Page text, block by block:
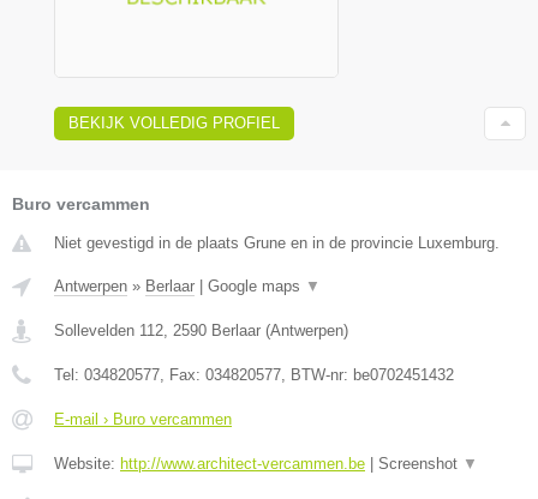
BEKIJK VOLLEDIG PROFIEL
Buro vercammen
Niet gevestigd in de plaats Grune en in de provincie Luxemburg.
Antwerpen » Berlaar Google maps ▼
Sollevelden 112 2590 Berlaar (Antwerpen)
Tel: 034820577 , Fax: 034820577 , BTW-nr: be0702451432
E-mail › Buro vercammen
Website: http://www.architect-vercammen.be Screenshot ▼